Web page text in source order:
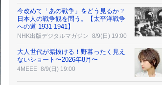
今改めて「あの戦争」をどう見るか？
日本人の戦争観を問う。【太平洋戦争
への道 1931-1941】
NHK出版デジタルマガジン 8/9(日) 19:00
大人世代が垢抜ける！野暮ったく見え
ないショート〜2026年8月〜
4MEEE 8/9(日) 19:00